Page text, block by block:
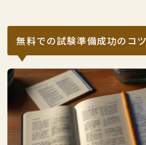
無料での試験準備成功のコツ